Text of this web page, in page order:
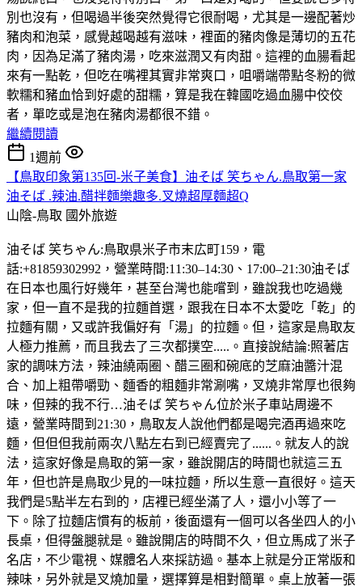
別也沒有，但喝過半後突然覺得它很耐喝，尤其是一邊配著炒
豬肉和泡菜，感覺越喝越有滋味，裡面的豬肉像是薄切的五花
肉，因為足滿了豬肉湯，吃來滋潤又有肉甜。這裡的血腸看起
來有一點乾，但吃在嘴裡其實非常爽口，咀嚼端帶點冬粉的微
軟糯和豬血恰到好處的甜糯，算是我在韓國吃過血腸中佼佼
者，單吃或是泡在豬肉湯都很不錯。
繼續閱讀
1週前
【鳥取印象第135回-米子美食】油そば 笑ちゃん.鳥取第一家
油そば .辣油.醋拌麵樂趣多.叉燒超厚麵超Q
山陰-鳥取 國外旅遊
油そば 笑ちゃん:鳥取県米子市末広町159，電
話:+81859302992，營業時間:11:30–14:30、17:00–21:30油そば
在日本也風行好幾年，甚至台灣也能嚐到，雖說我也吃過幾
家，但一直不是我的拉麵首選，跟我在日本不太愛吃「乾」的
拉麵有關，又或許我偏好有「湯」的拉麵。但，這家是鳥取友
人極力推薦，而且我去了三次都撲空.....。直接說結論:照著店
家的調味方法，辣油繞兩圈、醋三圈和碗底的芝麻油醬汁混
合、加上粗帶嚼勁、麵香的粗麵非常涮嘴，叉燒非常厚也很夠
味，但辣的我不行…油そば 笑ちゃん位於米子車站周邊不
遠，營業時間到21:30，鳥取友人說他們都是喝完酒再過來吃
麵，但但但我前兩次八點左右到已經賣完了......。就友人的說
法，這家好像是鳥取的第一家，雖說開店的時間也就這三五
年，但也許是鳥取少見的一味拉麵，所以生意一直很好。這天
我們是5點半左右到的，店裡已經坐滿了人，還小小等了一
下。除了拉麵店慣有的板前，後面還有一個可以各坐四人的小
長桌，但得盤腿就是。雖說開店的時間不久，但立馬成了米子
名店，不少電視、媒體名人來採訪過。基本上就是分正常版和
辣味，另外就是叉燒加量，選擇算是相對簡單。桌上放著一張